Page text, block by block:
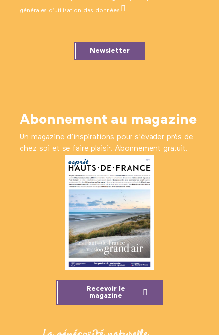
générales d’utilisation des données .
Newsletter
Abonnement au magazine
Un magazine d’inspirations pour s'évader près de
chez soi et se faire plaisir. Abonnement gratuit.
Recevoir le
magazine